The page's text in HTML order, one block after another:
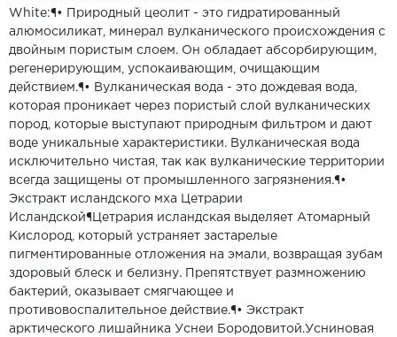
White:¶• Природный цеолит - это гидратированный
алюмосиликат, минерал вулканического происхождения с
двойным пористым слоем. Он обладает абсорбирующим,
регенерирующим, успокаивающим, очищающим
действием.¶• Вулканическая вода - это дождевая вода,
которая проникает через пористый слой вулканических
пород, которые выступают природным фильтром и дают
воде уникальные характеристики. Вулканическая вода
исключительно чистая, так как вулканические территории
всегда защищены от промышленного загрязнения.¶•
Экстракт исландского мха Цетрарии
Исландской¶Цетрария исландская выделяет Атомарный
Кислород, который устраняет застарелые
пигментированные отложения на эмали, возвращая зубам
здоровый блеск и белизну. Препятствует размножению
бактерий, оказывает смягчающее и
противовоспалительное действие.¶• Экстракт
арктического лишайника Уснеи Бородовитой.Усниновая